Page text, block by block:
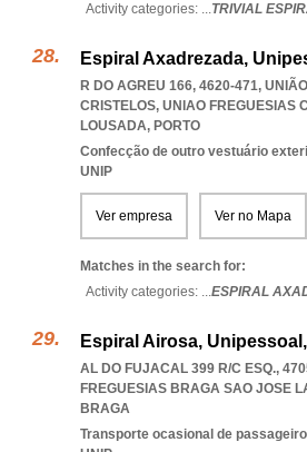
Activity categories: ...TRIVIAL
Espiral Axadrezada,
R DO AGREU 166, 4620-471,
CRISTELOS, UNIAO FREGUESIAS
LOUSADA, PORTO
Confecção de outro vestuário
UNIP
Ver empresa Ver no Mapa
Matches in the search for:
Activity categories: ...ESPIRAL
Espiral Airosa,
AL DO FUJACAL 399 R/C ESQ.,
FREGUESIAS BRAGA SAO JOSE
BRAGA
Transporte ocasional de